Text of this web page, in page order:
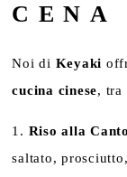
CENA
Noi di Keyaki
cucina cinese, tra
Riso alla
saltato,